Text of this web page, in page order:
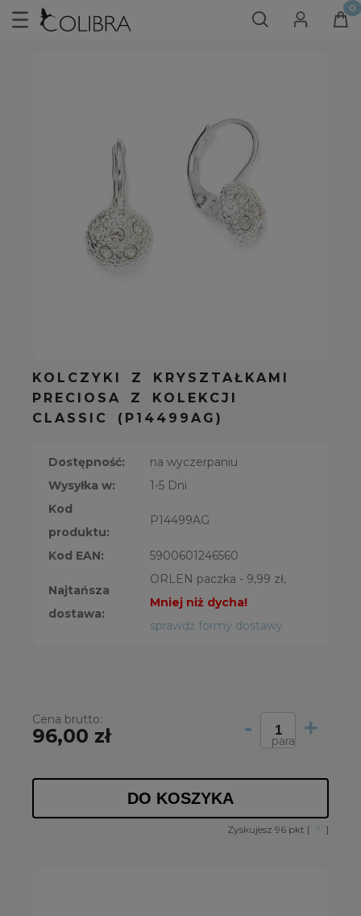
KOLCZYKI Z KRYSZTAŁKAMI
PRECIOSA Z KOLEKCJI
CLASSIC (P14499AG)
Dostępność:
na wyczerpaniu
Wysyłka w:
1-5 Dni
Kod
produktu:
P14499AG
Kod EAN: 5900601246560
Najtańsza
dostawa:
ORLEN paczka - 9,99 zł,
Mniej niż dycha!
sprawdź formy dostawy
Cena brutto:
96,00 zł - +
para
DO KOSZYKA
Zyskujesz 96 pkt [ ? ]